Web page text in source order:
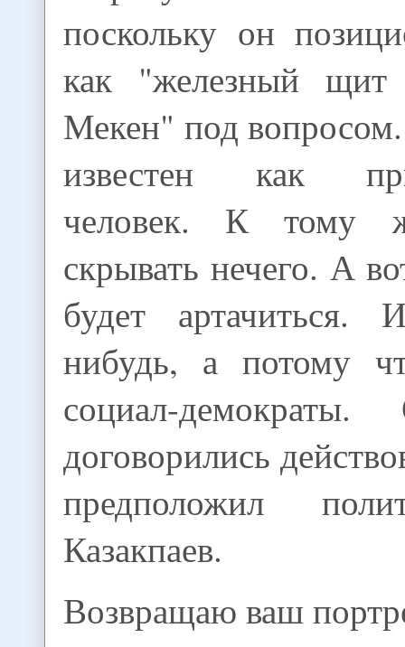
поскольку он
как "железный щит
Мекен" под
известен как
человек. К тому
скрывать нечего. А
будет
нибудь, а потому
социал-
договорились
предположил
Казакпаев.
Возвращаю ваш